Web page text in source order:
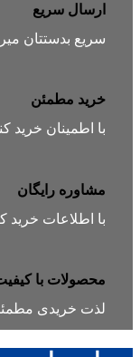
ارسال سریع
سریع بدستتان
خرید مطمئن
با اطمینان خرید
مشاوره رایگان
با اطلاعات خرید
محصولات با
لذت خریدی